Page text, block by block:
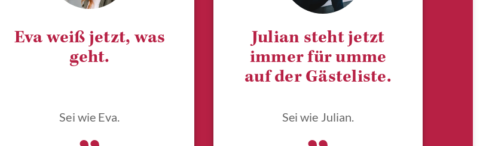
Eva weiß jetzt, was
geht.
Sei wie Eva.
Julian steht jetzt
immer für umme
auf der Gästeliste.
Sei wie Julian.